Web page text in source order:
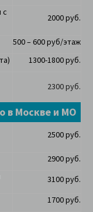
с
2000 руб.
500 – 600 руб/этаж
1300-1800 руб.
2300 руб.
в Москве и МО
2500 руб.
2900 руб.
3100 руб.
1700 руб.